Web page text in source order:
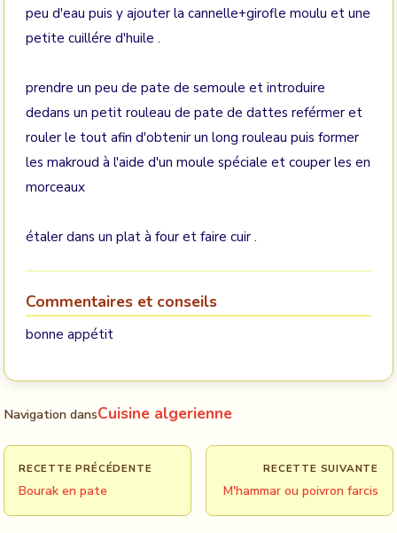
peu d'eau puis y ajouter la cannelle+girofle moulu et une
petite cuillére d'huile .
prendre un peu de pate de semoule et introduire
dedans un petit rouleau de pate de dattes reférmer et
rouler le tout afin d'obtenir un long rouleau puis former
les makroud à l'aide d'un moule spéciale et couper les en
morceaux
étaler dans un plat à four et faire cuir .
Commentaires et conseils
bonne appétit
Navigation dansCuisine algerienne
RECETTE PRÉCÉDENTE
Bourak en pate
RECETTE SUIVANTE
M'hammar ou poivron farcis